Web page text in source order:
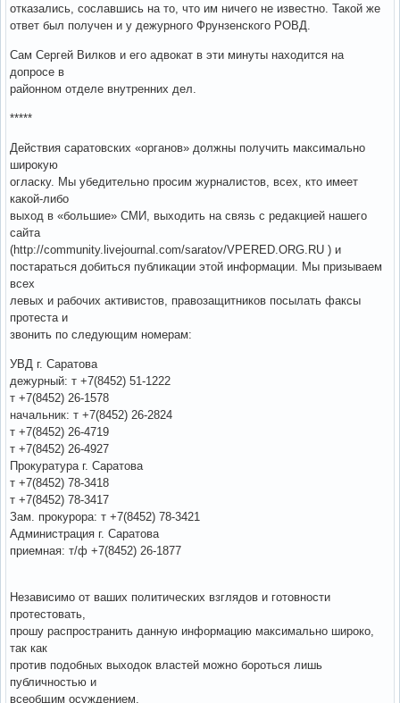
отказались, сославшись на то, что им ничего не известно. Такой же
ответ был получен и у дежурного Фрунзенского РОВД.
Сам Сергей Вилков и его адвокат в эти минуты находится на
допросе в
районном отделе внутренних дел.
*****
Действия саратовских «органов» должны получить максимально
широкую
огласку. Мы убедительно просим журналистов, всех, кто имеет
какой-либо
выход в «большие» СМИ, выходить на связь с редакцией нашего
сайта
(http://community.livejournal.com/saratov/VPERED.ORG.RU ) и
постараться добиться публикации этой информации. Мы призываем
всех
левых и рабочих активистов, правозащитников посылать факсы
протеста и
звонить по следующим номерам:
УВД г. Саратова
дежурный: т +7(8452) 51-1222
т +7(8452) 26-1578
начальник: т +7(8452) 26-2824
т +7(8452) 26-4719
т +7(8452) 26-4927
Прокуратура г. Саратова
т +7(8452) 78-3418
т +7(8452) 78-3417
Зам. прокурора: т +7(8452) 78-3421
Администрация г. Саратова
приемная: т/ф +7(8452) 26-1877
Независимо от ваших политических взглядов и готовности
протестовать,
прошу распространить данную информацию максимально широко,
так как
против подобных выходок властей можно бороться лишь
публичностью и
всеобщим осуждением.